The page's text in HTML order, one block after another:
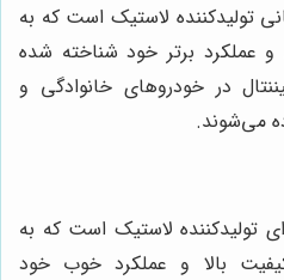
تولیدکننده لاستیک است که به
و عملکرد برتر خود شناخته شده
در خودروهای خانوادگی و
می‌شوند.
تولیدکننده لاستیک است که به
بالا و عملکرد خوب خود